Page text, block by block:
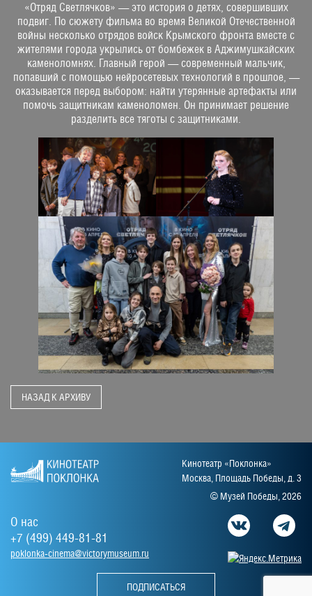
«Отряд Светлячков» — это история о детях, совершивших
подвиг. По сюжету фильма во время Великой Отечественной
войны несколько отрядов войск Крымского фронта вместе с
жителями города укрылись от бомбежек в Аджимушкайских
каменоломнях. Главный герой — современный мальчик,
попавший с помощью нейросетевых технологий в прошлое, —
оказывается перед выбором: найти утерянные артефакты или
помочь защитникам каменоломен. Он принимает решение
разделить все тяготы с защитниками.
НАЗАД К АРХИВУ
Кинотеатр «Поклонка»
Москва, Площадь Победы, д. 3
© Музей Победы, 2026
О нас
+7 (499) 449-81-81
poklonka-cinema@victorymuseum.ru
ПОДПИСАТЬСЯ